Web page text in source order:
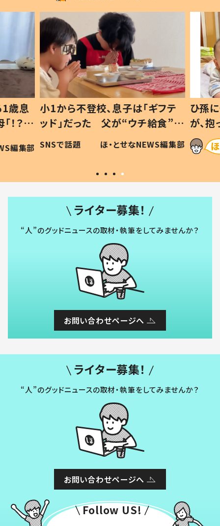
歳息
？」
編集部
小1から不登校、息子は「ギフテ
ッド」だった 父が“ウチ給食”を
作り続ける理由とは #令和の親
#令和の子
SNSで話題 ほ・とせなNEWS編集部
ひ孫
が、
「涙
い」
ライター募集！
“人”のグッドニュースの取材・執筆をしてみませんか？
お問い合わせページへ
ライター募集！
“人”のグッドニュースの取材・執筆をしてみませんか？
お問い合わせページへ
Follow US!